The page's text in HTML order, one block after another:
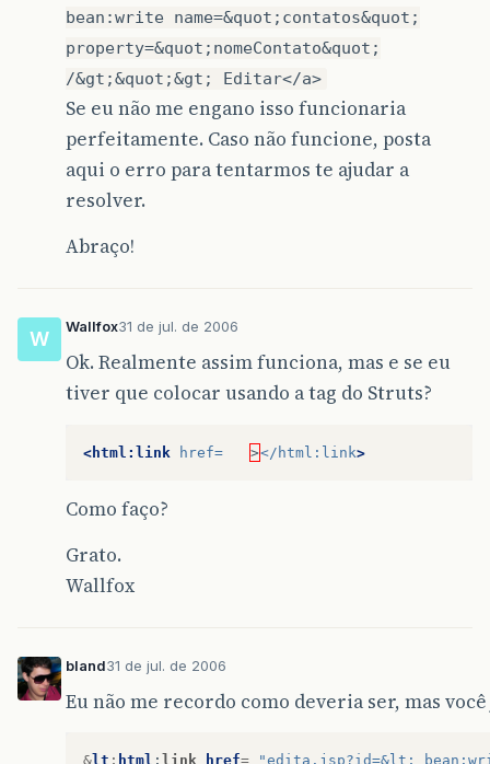
bean:write name=&quot;contatos&quot;
property=&quot;nomeContato&quot;
/&gt;&quot;&gt; Editar</a>
Se eu não me engano isso funcionaria
perfeitamente. Caso não funcione, posta
aqui o erro para tentarmos te ajudar a
resolver.
Abraço!
W
Wallfox31 de jul. de 2006
Ok. Realmente assim funciona, mas e se eu
tiver que colocar usando a tag do Struts?
<html:link href= ></html:link>
Como faço?
Grato.
Wallfox
bland31 de jul. de 2006
Eu não me recordo como deveria ser, mas
&lt ; html : link href= "edita.jsp?id=&lt;